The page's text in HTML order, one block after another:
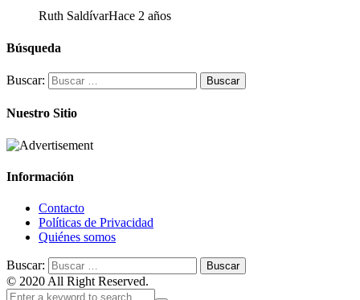
Ruth SaldívarHace 2 años
Búsqueda
Buscar:
Nuestro Sitio
Información
Contacto
Políticas de Privacidad
Quiénes somos
Buscar:
© 2020 All Right Reserved.